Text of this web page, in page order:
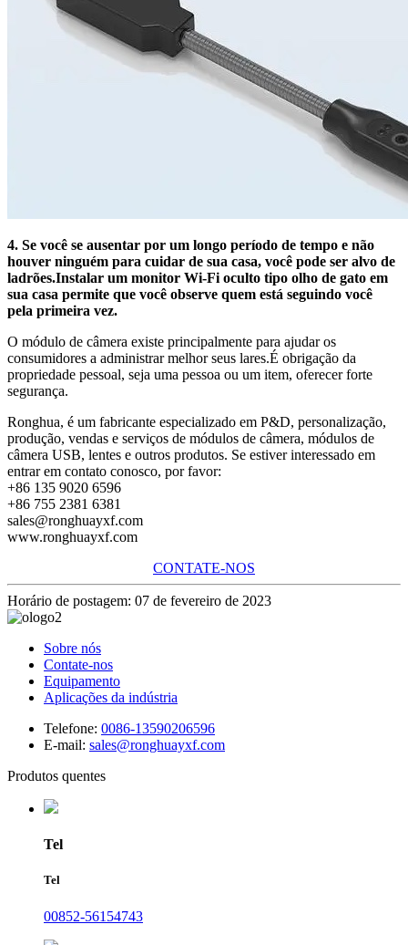
4. Se você se ausentar por um longo período de tempo e não
houver ninguém para cuidar de sua casa, você pode ser alvo de
ladrões.Instalar um monitor Wi-Fi oculto tipo olho de gato em
sua casa permite que você observe quem está seguindo você
pela primeira vez.
O módulo de câmera existe principalmente para ajudar os
consumidores a administrar melhor seus lares.É obrigação da
propriedade pessoal, seja uma pessoa ou um item, oferecer forte
segurança.
Ronghua, é um fabricante especializado em P&D, personalização,
produção, vendas e serviços de módulos de câmera, módulos de
câmera USB, lentes e outros produtos. Se estiver interessado em
entrar em contato conosco, por favor:
+86 135 9020 6596
+86 755 2381 6381
sales@ronghuayxf.com
www.ronghuayxf.com
CONTATE-NOS
Horário de postagem: 07 de fevereiro de 2023
Sobre nós
Contate-nos
Equipamento
Aplicações da indústria
Telefone: 0086-13590206596
E-mail: sales@ronghuayxf.com
Produtos quentes
Tel
Tel
00852-56154743